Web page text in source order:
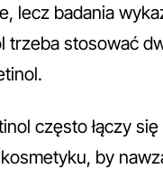
lecz badania
trzeba stosować
często łączy
by